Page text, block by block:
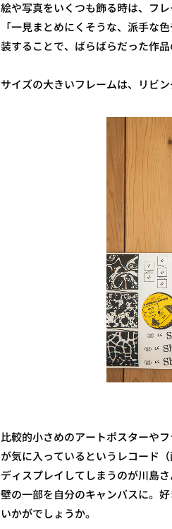
絵や写真をいくつも飾る時は、フ
「一見まとめにくそうな、派手な
装することで、ばらばらだった作
サイズの大きいフレームは、リビ
比較的小さめのアートポスターや
が気に入っているというレコード
ディスプレイしてしまうのが川島さ
壁の一部を自分のキャンバスに。
いかがでしょうか。